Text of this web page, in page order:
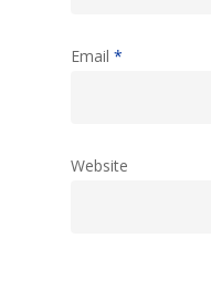
Email *
Website